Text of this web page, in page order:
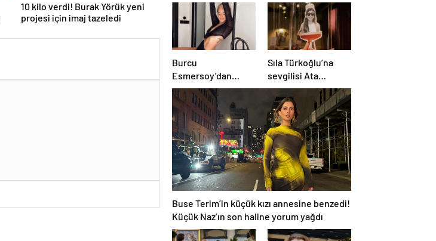
10 kilo verdi! Burak Yörük yeni
projesi için imaj tazeledi
Burcu
Esmersoy’dan
samimi açıklama:
“Kusurlarımı
seviyorum”
Sıla Türkoğlu’na
sevgilisi Ata
Ayyıldız’dan
romantik doğum
günü sürprizi
Buse Terim’in küçük kızı annesine benzedi!
Küçük Naz’ın son haline yorum yağdı